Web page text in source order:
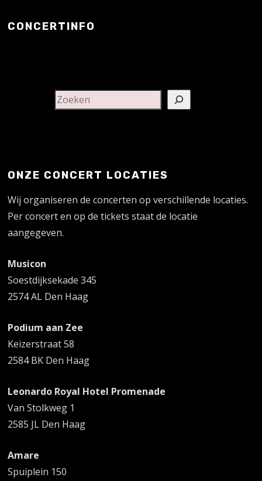
CONCERTINFO
ONZE CONCERT LOCATIES
Wij organiseren de concerten op verschillende locaties.
Per concert en op de tickets staat de locatie
aangegeven.
Musicon
Soestdijksekade 345
2574 AL Den Haag
Podium aan Zee
Keizerstraat 58
2584 BK Den Haag
Leonardo Royal Hotel Promenade
Van Stolkweg 1
2585 JL Den Haag
Amare
Spuiplein 150